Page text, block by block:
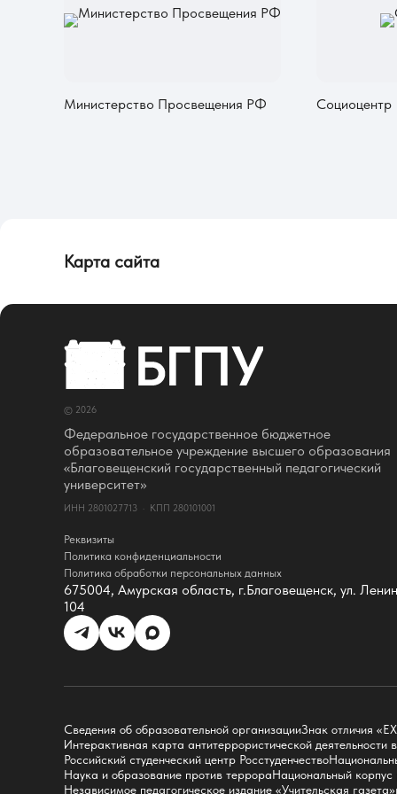
Министерство Просвещения РФ Социоцентр
Карта сайта
Сведения об образовательной организации
Об Университете
Сотрудники и преподаватели
Ректор
Оценка качества образования
СМИ о нас
Истории успеха
Партнёры
Документы
Контакты
Реквизиты
Сведения о доходах
Доступная среда
Инфраструктура
Противодествие коррупции
Противодействие терроризму
Целевой капитал
Часто задаваемые вопросы
Естественно-географический факультет
Историко-филологический факультет
Факультет иностранных языков
© 2026
Федеральное государственное бюджетное
образовательное учреждение высшего образования
«Благовещенский государственный педагогический
университет»
ИНН 2801027713 · КПП 280101001
Реквизиты
Политика конфиденциальности
Политика обработки персональных данных
675004, Амурская область, г.Благовещенск, ул.
104
Сведения об образовательной организацииЗнак отличия
Интерактивная карта антитеррористической
Российский студенческий центр Росстуденчество
Наука и образование против террораНациональный корпус
Независимое педагогическое издание «Учительская газета»